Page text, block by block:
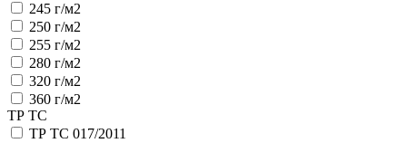
245 г/м2
250 г/м2
255 г/м2
280 г/м2
320 г/м2
360 г/м2
ТР ТС
ТР ТС 017/2011